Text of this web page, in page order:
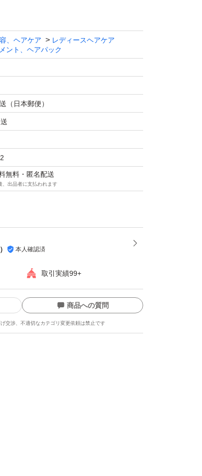
先までスルンとしたなめらかな指通
えます。
#シアバター #トリートメント #アウ
流さないトリートメント #ハンドク
、ヘアケア
レディースヘアケア
ント、ヘアパック
（日本郵便）
無料・匿名配送
、出品者に支払われます
） 本人確認済
取引実績99+
商品への質問
交渉、不適切なカテゴリ変更依頼は禁止です